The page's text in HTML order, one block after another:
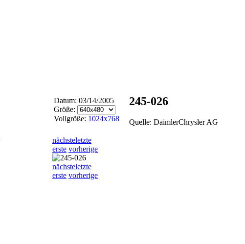
Datum: 03/14/2005
Größe:
Vollgröße: 1024x768
245-026
Quelle: DaimlerChrysler AG
nächsteletzte
erste vorherige
nächsteletzte
erste vorherige